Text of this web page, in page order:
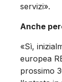
servizi».
Anche
«Sì,
europea
prossimo